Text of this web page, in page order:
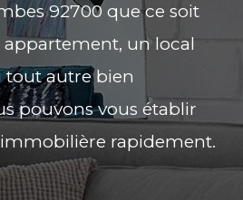
92700 que ce soit
un local
autre bien
pouvons vous établir
rapidement.